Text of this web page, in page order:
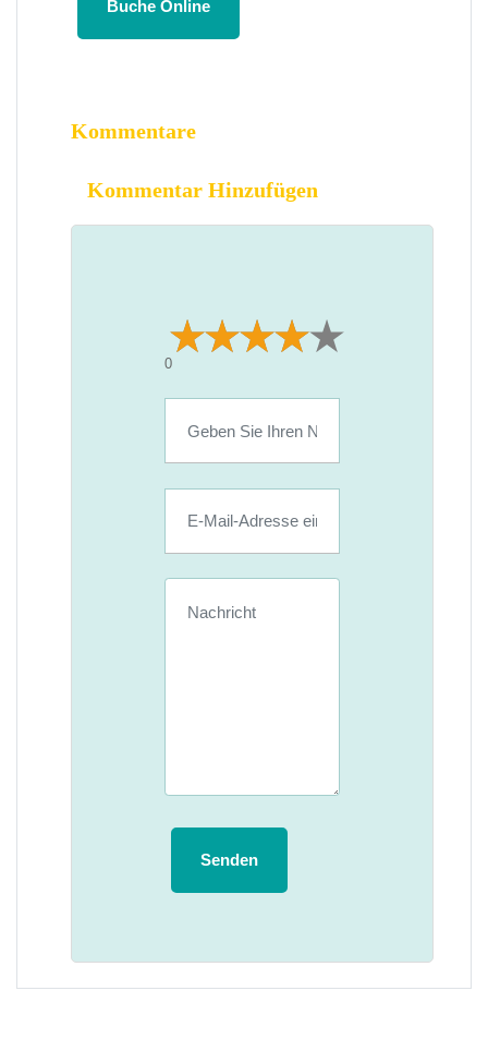
Buche Online
Kommentare
Kommentar Hinzufügen
0
Senden